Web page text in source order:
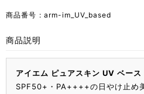
商品番号 arm-im_UV_based
商品説明
アイエム ピュアスキン UV ベース
SPF50+・PA++++の日やけ止め